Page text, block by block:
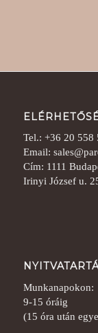
Tel.: +36 20 558
Email:
Cím: 1111
Irinyi József u.
Munkanapokon:
9-15 óráig
(15 óra után